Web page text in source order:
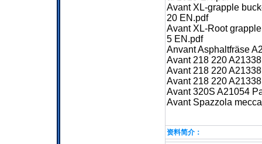
Avant XL-grapple
20 EN.pdf
Avant XL-Root
5 EN.pdf
Anvant Asphaltfräse
Avant 218 220
Avant 218 220
Avant 218 220
Avant 320S A21054
Avant Spazzola
资料简介：